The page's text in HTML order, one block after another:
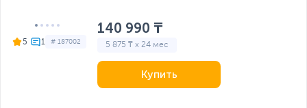
5 # 187002
140 990 ₸
5 875 ₸ x 24 мес
Купить